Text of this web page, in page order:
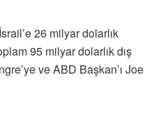
26 milyar dolarlık
95 milyar dolarlık dış
ve ABD Başkan’ı Joe